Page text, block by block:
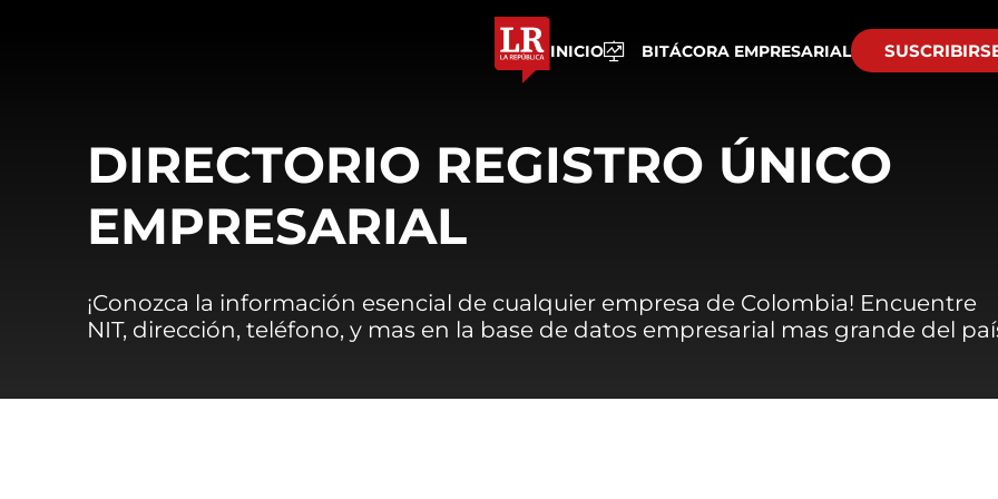
INICIO BITÁCORA EMPRESARIAL
DIRECTORIO REGISTRO ÚNICO
EMPRESARIAL
¡Conozca la información esencial de cualquier empresa de Colombia! Encuentre
NIT, dirección, teléfono, y mas en la base de datos empresarial mas grande del